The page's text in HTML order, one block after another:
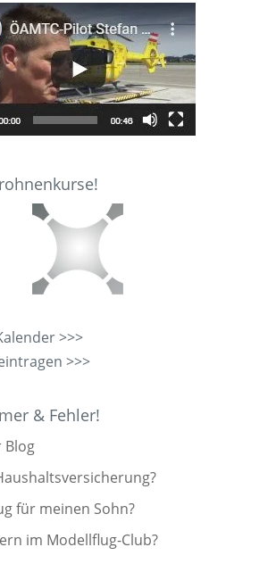
>>>
>>>
& Fehler!
Blog
für meinen Sohn?
im Modellflug-Club?